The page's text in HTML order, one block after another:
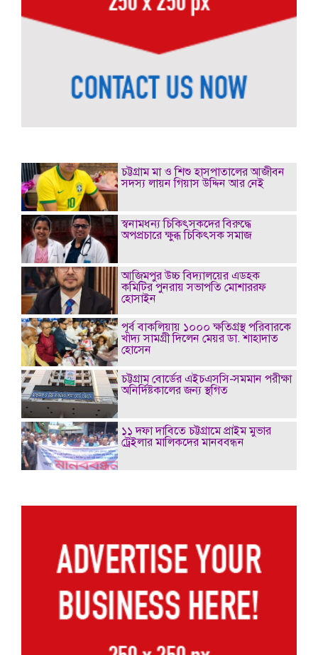
চট্টগ্রাম মা ও শিশু হাসপাতালের আজীবন
সদস্য লায়ন গিয়াস উদ্দিন আর নেই
স্বনামধন্য চিকিৎসকদের বিরুদ্ধে
অপপ্রচারে ক্ষুব্ধ চিকিৎসক সমাজ
আজিমপুর উচ্চ বিদ্যালয়ের এডহক
কমিটির পুনরায় সভাপতি মোশাররফ
হোসাইন
পূর্ব বাকলিয়ায় ১০০০ ক্ষতিগ্রস্থ পরিবারকে
খাদ্য সামগ্রী দিলেন মেয়র ডা. শাহাদাত
হোসেন
চট্টগ্রাম বোর্ডের এইচএসসি-সমমান পরীক্ষা
অনির্দিষ্টকালের জন্য স্থগিত
১১ দফা দাবিতে চট্টগ্রামে প্রাইম মুভার
ট্রেইলার মালিকদের মানববন্ধন